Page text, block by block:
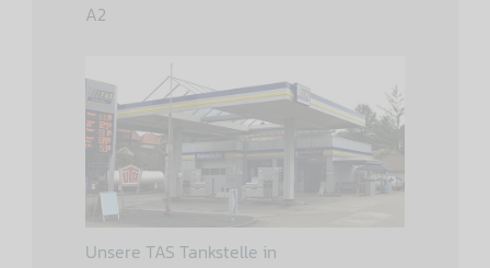
A2
Unsere TAS Tankstelle in